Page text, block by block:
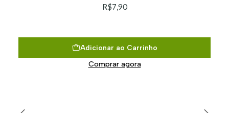
R$7,90
Adicionar ao Carrinho
Comprar agora